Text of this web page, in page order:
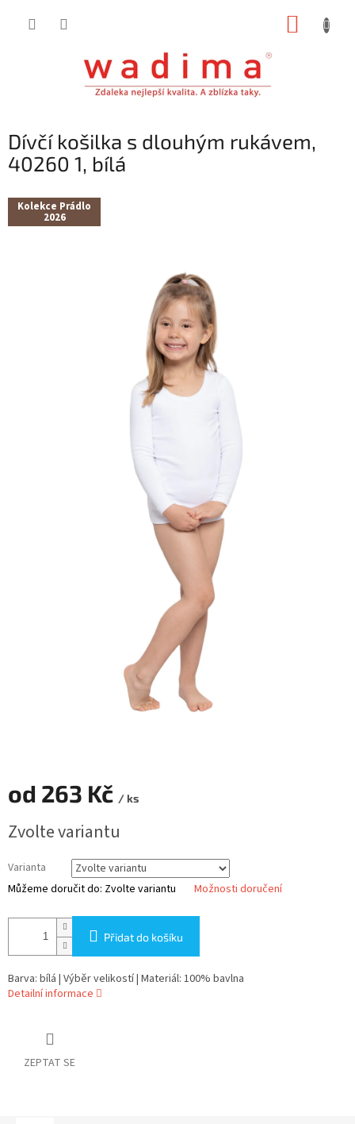
Dívčí košilka s dlouhým rukávem,
40260 1, bílá
Kolekce Prádlo
2026
od 263 Kč / ks
cena:
Zvolte variantu
Varianta
Můžeme doručit do: Zvolte variantu Možnosti doručení
Přidat do košíku
Barva: bílá | Výběr velikostí | Materiál: 100% bavlna
Detailní informace
ZEPTAT SE